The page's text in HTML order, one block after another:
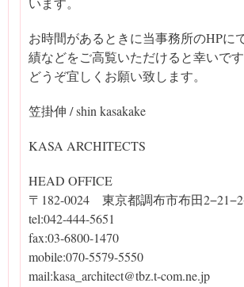
お時間があるときに当事務所のHPに
績などをご高覧いただけると幸いです
どうぞ宜しくお願い致します。
笠掛伸 / shin kasakake
KASA ARCHITECTS
HEAD OFFICE
〒182-0024 東京都調布市布田
tel:042-444-5651
fax:03-6800-1470
mobile:070-5579-5550
mail:kasa_architect@tbz.t-com.ne.jp